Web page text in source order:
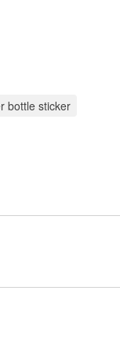
bottle sticker